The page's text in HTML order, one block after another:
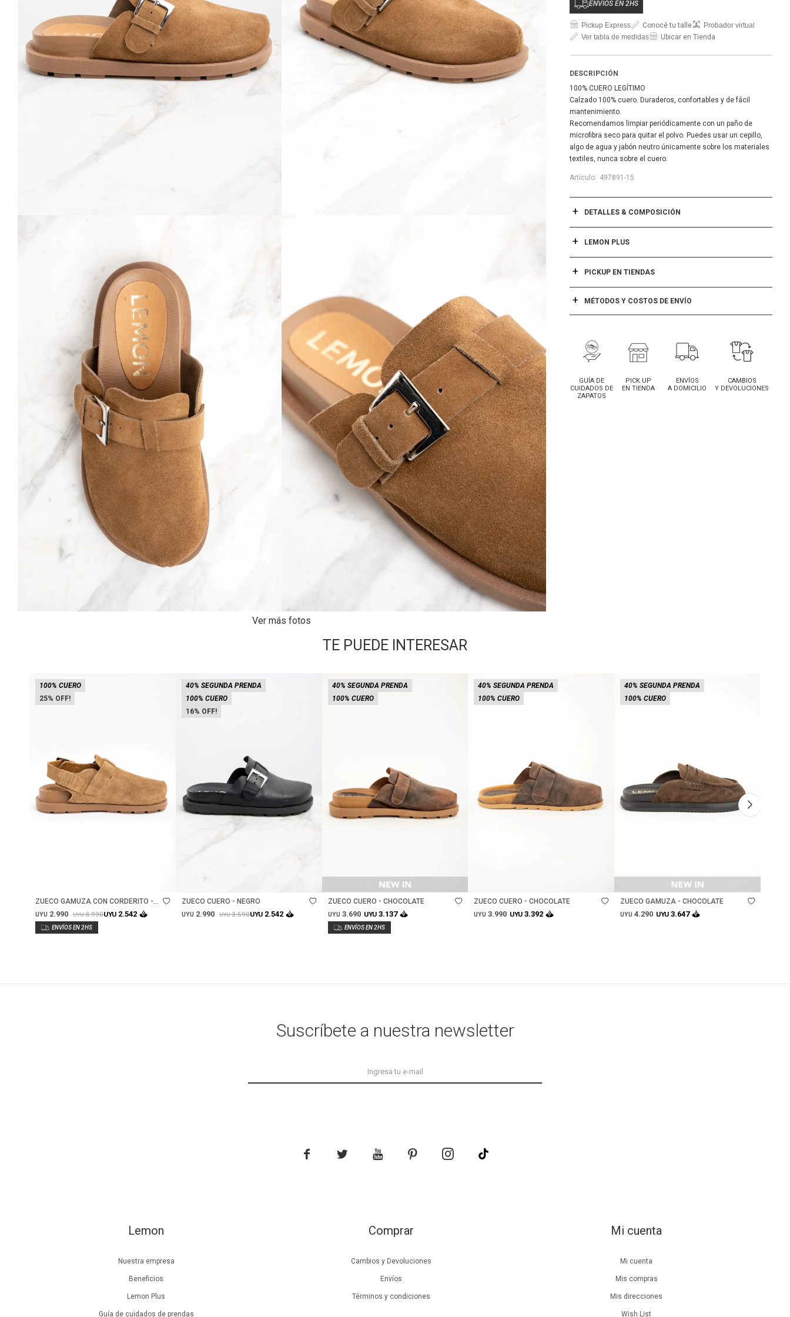
Ver más fotos
ENVÍOS EN 2HS
Pickup Express Conocé tu talle
Probador virtual
Ver tabla de medidas
Ubicar en Tienda
DESCRIPCIÓN
100% CUERO LEGÍTIMO
Calzado 100% cuero. Duraderos, confortables y de fácil
mantenimiento.
Recomendamos limpiar periódicamente con un paño de
microfibra seco para quitar el polvo. Puedes usar un cepillo,
algo de agua y jabón neutro únicamente sobre los materiales
textiles, nunca sobre el cuero.
497891-15
DETALLES & COMPOSICIÓN
LEMON PLUS
PICKUP EN TIENDAS
MÉTODOS Y COSTOS DE ENVÍO
GUÍA DE
CUIDADOS DE
ZAPATOS
PICK UP
EN TIENDA
ENVÍOS
A DOMICILIO
CAMBIOS
Y DEVOLUCIONES
TE PUEDE INTERESAR
25
100% CUERO
ZUECO GAMUZA CON CORDERITO -
CAMEL
UYU 2.990 UYU3.990UYU 2.542
16
100% CUERO
40% SEGUNDA PRENDA
ZUECO CUERO - NEGRO
UYU 2.990 UYU3.590UYU 2.542
100% CUERO
40% SEGUNDA PRENDA
Talle
ZUECO CUERO - CHOCOLATE
UYU 3.690 UYU 3.137
100% CUERO
40% SEGUNDA PRENDA
ZUECO CUERO - CHOCOLATE
UYU 3.990 UYU 3.392
100% CUERO
40% SEGUNDA PRENDA
Talle
ZUECO GAMUZA - CHOCOLATE
UYU 4.290 UYU 3.647
Lemon
Nuestra empresa
Beneficios
Lemon Plus
Guía de cuidados de prendas
Comprar
Cambios y Devoluciones
Envíos
Términos y condiciones
Mi cuenta
Mi cuenta
Mis compras
Mis direcciones
Wish List
Suscríbete a nuestra newsletter
    